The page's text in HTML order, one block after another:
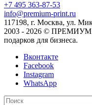
+7 495 363-87-53
info@premium-print.ru
117198, г. Москва, ул.
2003 - 2026 © ПРЕМИУМ
подарков для бизнеса.
Вконтакте
Facebook
Instagram
WhatsApp